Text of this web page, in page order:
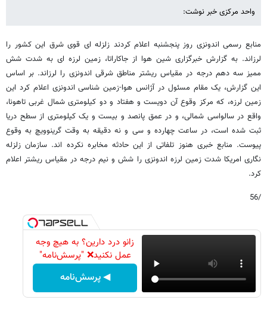
واحد مرکزی خبر نوشت:
منابع رسمی اندونزی روز پنجشنبه اعلام کردند زلزله ای قوی شرق این کشور را
لرزاند. به گزارش خبرگزاری شین هوا از جاکاراتا، زمین لرزه ای به شدت شش
ممیز سه دهم درجه در مقیاس ریشتر مناطق شرقی اندونزی را لرزاند. بر اساس
این گزارش، یک مقام مسئول در آژانس هوا-زمین شناسی اندونزی اعلام کرد این
زمین لرزه، که مرکز وقوع آن دویست و هفتاد و دو کیلومتری شمال غربی تاهونا،
واقع در سالواسی شمالی، و در عمق پانصد و بیست و یک کیلومتری از سطح دریا
ثبت شده است، در ساعت چهارده و سی و نه دقیقه به وقت گرینوویچ به وقوع
پیوست. منابع خبری هنوز تلفاتی از این حادثه مخابره نکرده اند. سازمان زلزله
نگاری امریکا شدت زمین لرزه اندونزی را شش و نیم درجه در مقیاس ریشتر اعلام
کرد.
/56
زانو درد دارین؟ به هیچ وجه
عمل نکنید❌ "پرسش‌نامه"
◀ پرسش‌نامه